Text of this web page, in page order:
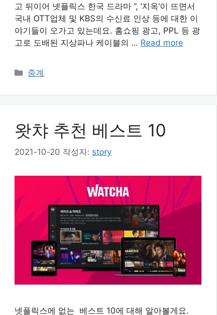
고 뒤이어 넷플릭스 한국 드라마 ”, ‘지옥‘이 뜨면서
국내 OTT업체 및 KBS의 수신료 인상 등에 대한 이
야기들이 오가고 있는데요. 홈쇼핑 광고, PPL 등 광
고로 도배된 지상파나 케이블의 … Read more
카
중계
왓챠 추천 베스트 10
2021-10-20 작성자: story
넷플릭스에 없는 베스트 10에 대해 알아볼게요.